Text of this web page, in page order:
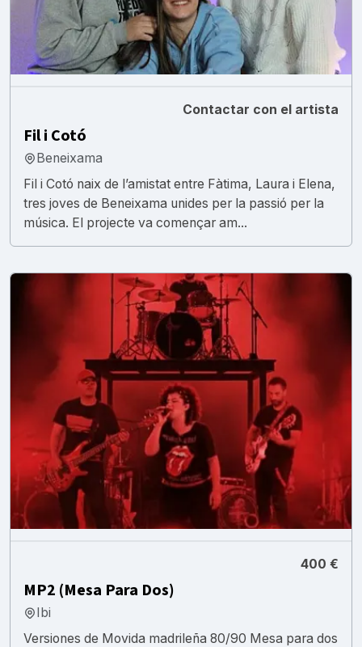
Contactar con el artista
Fil i Cotó
Beneixama
Fil i Cotó naix de l’amistat entre Fàtima, Laura i Elena,
tres joves de Beneixama unides per la passió per la
música. El projecte va començar am...
400 €
MP2 (Mesa Para Dos)
Ibi
Versiones de Movida madrileña 80/90 Mesa para dos